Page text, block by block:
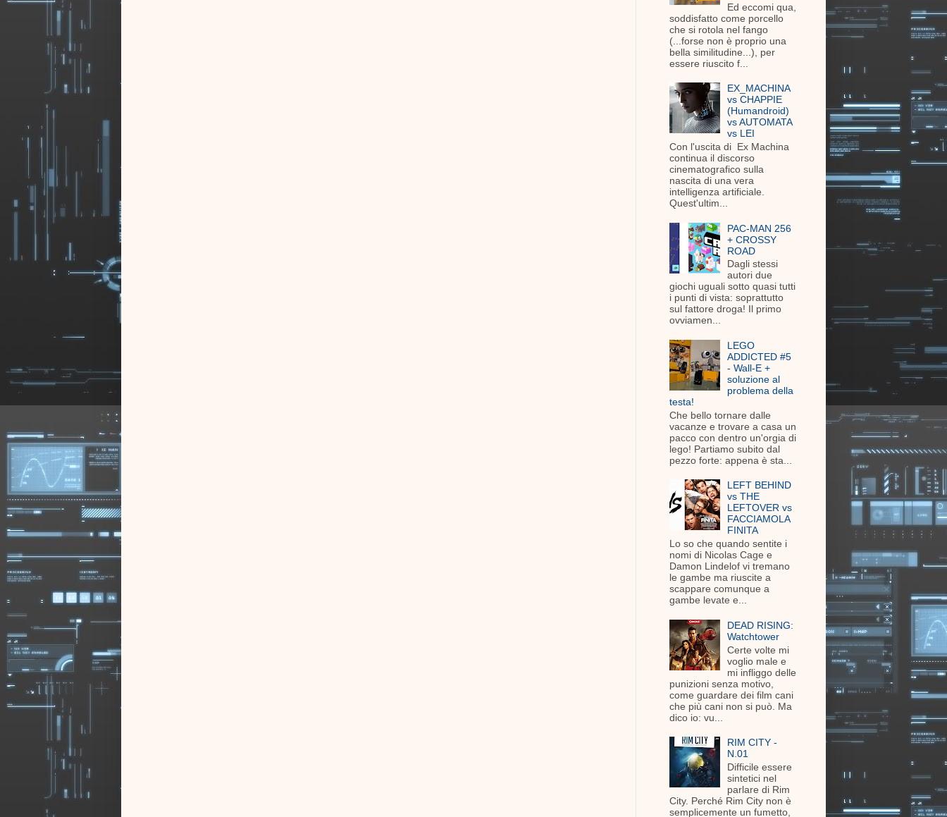
Ed eccomi qua,
soddisfatto come porcello
che si rotola nel fango
(...forse non è proprio una
bella similitudine...), per
essere riuscito f...
EX_MACHINA
vs CHAPPIE
(Humandroid)
vs AUTOMATA
vs LEI
Con l'uscita di Ex Machina
continua il discorso
cinematografico sulla
nascita di una vera
intelligenza artificiale.
Quest'ultim...
PAC-MAN 256
+ CROSSY
ROAD
Dagli stessi
autori due
giochi uguali sotto quasi tutti
i punti di vista: soprattutto
sul fattore droga! Il primo
ovviamen...
LEGO
ADDICTED #5
- Wall-E +
soluzione al
problema della
testa!
Che bello tornare dalle
vacanze e trovare a casa un
pacco con dentro un'orgia di
lego! Partiamo subito dal
pezzo forte: appena è sta...
LEFT BEHIND
vs THE
LEFTOVER vs
FACCIAMOLA
FINITA
Lo so che quando sentite i
nomi di Nicolas Cage e
Damon Lindelof vi tremano
le gambe ma riuscite a
scappare comunque a
gambe levate e...
DEAD RISING:
Watchtower
Certe volte mi
voglio male e
mi infliggo delle
punizioni senza motivo,
come guardare dei film cani
che più cani non si può. Ma
dico io: vu...
RIM CITY -
N.01
Difficile essere
sintetici nel
parlare di Rim
City. Perché Rim City non è
semplicemente un fumetto,